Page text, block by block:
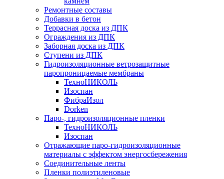
Ремонтные составы
Добавки в бетон
Террасная доска из ДПК
Ограждения из ДПК
Заборная доска из ДПК
Ступени из ДПК
Гидроизоляционные ветрозащитные
паропроницаемые мембраны
ТехноНИКОЛЬ
Изоспан
ФибраИзол
Dorken
Паро-, гидроизоляционные пленки
ТехноНИКОЛЬ
Изоспан
Отражающие паро-гидроизоляционные
материалы с эффектом энергосбережения
Соединительные ленты
Пленки полиэтиленовые